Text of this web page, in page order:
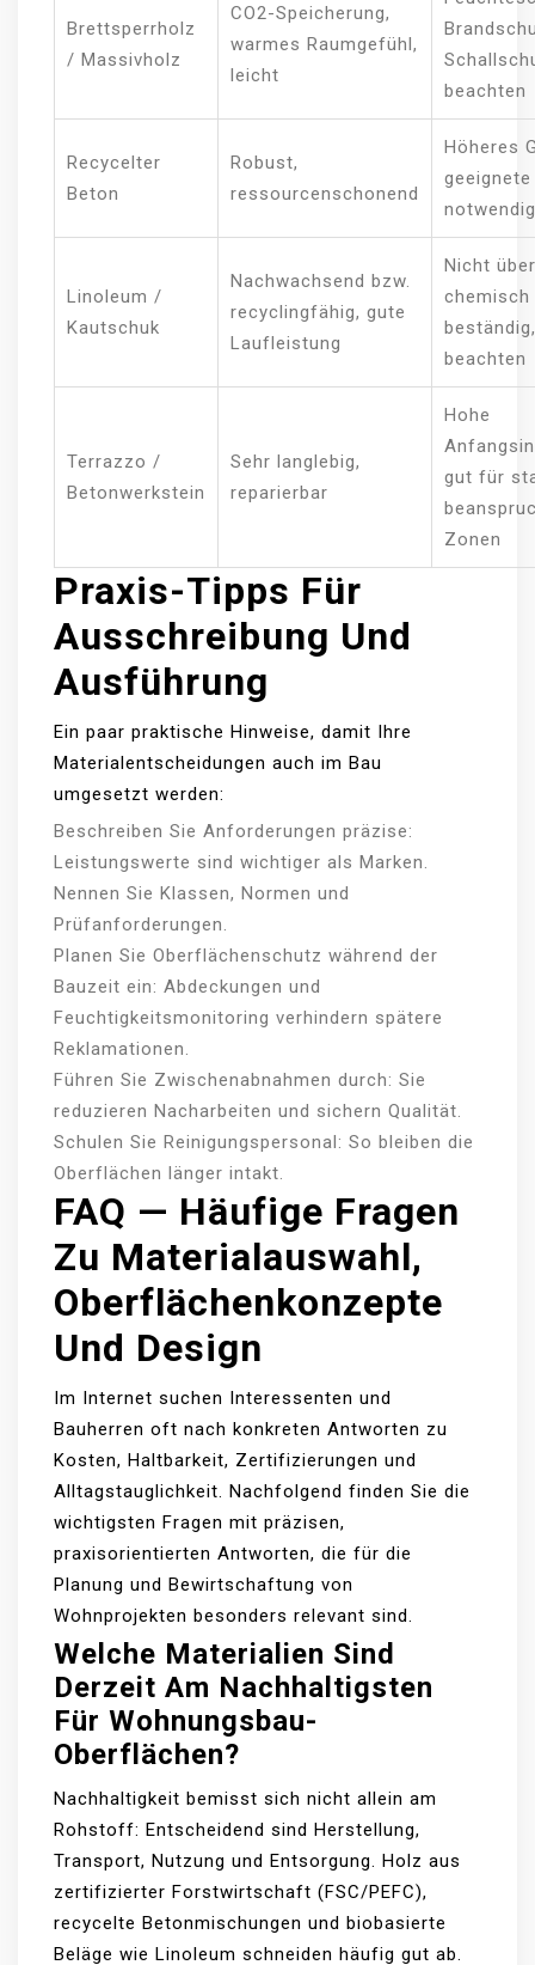
Brettsperrholz
/ Massivholz
CO2-Speicherung,
warmes Raumgefühl,
leicht
beachten
Recycelter
Beton
Robust,
ressourcenschonend
Höheres
notwendig
Linoleum /
Kautschuk
Nachwachsend bzw.
recyclingfähig, gute
Laufleistung
Nicht
chemisch
beachten
Terrazzo /
Betonwerkstein
Sehr langlebig,
reparierbar
Hohe
gut für
Zonen
Praxis-Tipps Für
Ausschreibung Und
Ausführung
Ein paar praktische Hinweise, damit Ihre
Materialentscheidungen auch im Bau
umgesetzt werden:
Beschreiben Sie Anforderungen präzise:
Leistungswerte sind wichtiger als Marken.
Nennen Sie Klassen, Normen und
Prüfanforderungen.
Planen Sie Oberflächenschutz während der
Bauzeit ein: Abdeckungen und
Feuchtigkeitsmonitoring verhindern spätere
Reklamationen.
Führen Sie Zwischenabnahmen durch: Sie
reduzieren Nacharbeiten und sichern Qualität.
Schulen Sie Reinigungspersonal: So bleiben die
Oberflächen länger intakt.
FAQ — Häufige Fragen
Zu Materialauswahl,
Oberflächenkonzepte
Und Design
Im Internet suchen Interessenten und
Bauherren oft nach konkreten Antworten zu
Kosten, Haltbarkeit, Zertifizierungen und
Alltagstauglichkeit. Nachfolgend finden Sie die
wichtigsten Fragen mit präzisen,
praxisorientierten Antworten, die für die
Planung und Bewirtschaftung von
Wohnprojekten besonders relevant sind.
Welche Materialien Sind
Derzeit Am Nachhaltigsten
Für Wohnungsbau-
Oberflächen?
Nachhaltigkeit bemisst sich nicht allein am
Rohstoff: Entscheidend sind Herstellung,
Transport, Nutzung und Entsorgung. Holz aus
zertifizierter Forstwirtschaft (FSC/PEFC),
recycelte Betonmischungen und biobasierte
Beläge wie Linoleum schneiden häufig gut ab.